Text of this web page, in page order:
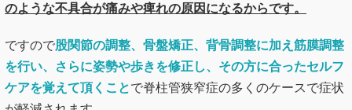
のような不具合が痛みや痺れの原因になるからです。
ですので股関節の調整、骨盤矯正、背骨調整に加え筋膜調整
を行い、さらに姿勢や歩きを修正し、その方に合ったセルフ
ケアを覚えて頂くことで脊柱管狭窄症の多くのケースで症状